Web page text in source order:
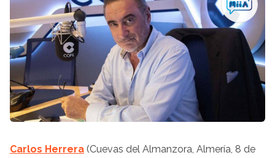
Carlos Herrera (Cuevas del Almanzora, Almería, 8 de